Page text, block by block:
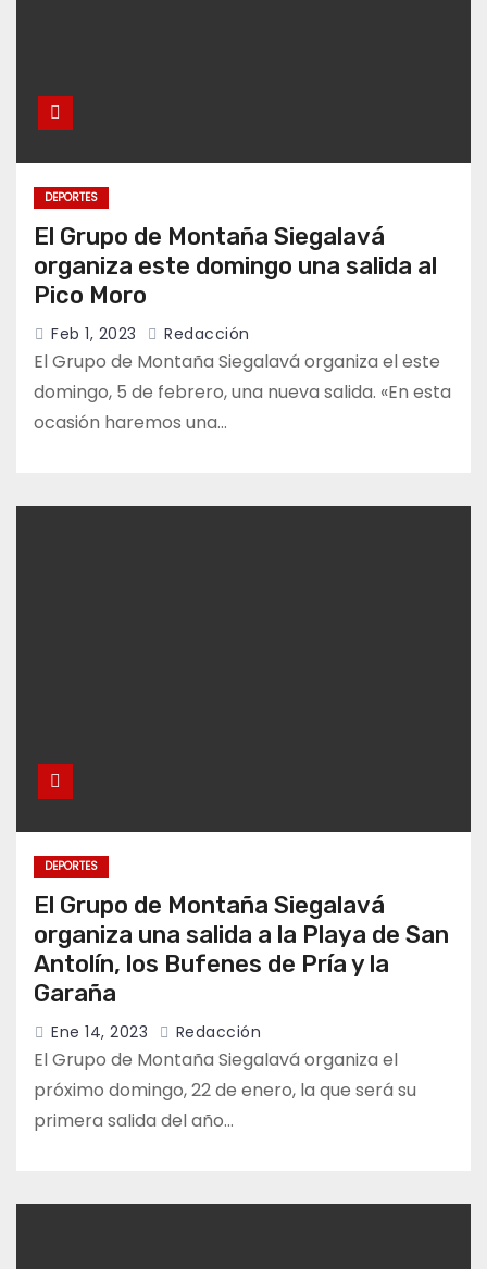
DEPORTES
El Grupo de Montaña Siegalavá
organiza este domingo una salida al
Pico Moro
Feb 1, 2023 Redacción
El Grupo de Montaña Siegalavá organiza el este
domingo, 5 de febrero, una nueva salida. «En esta
ocasión haremos una…
DEPORTES
El Grupo de Montaña Siegalavá
organiza una salida a la Playa de San
Antolín, los Bufenes de Pría y la
Garaña
Ene 14, 2023 Redacción
El Grupo de Montaña Siegalavá organiza el
próximo domingo, 22 de enero, la que será su
primera salida del año…